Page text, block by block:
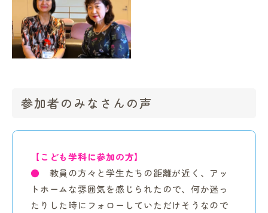
参加者のみなさんの声
【こども学科に参加の方】
● 教員の方々と学生たちの距離が近く、アッ
トホームな雰囲気を感じられたので、何か迷っ
たりした時にフォローしていただけそうなので